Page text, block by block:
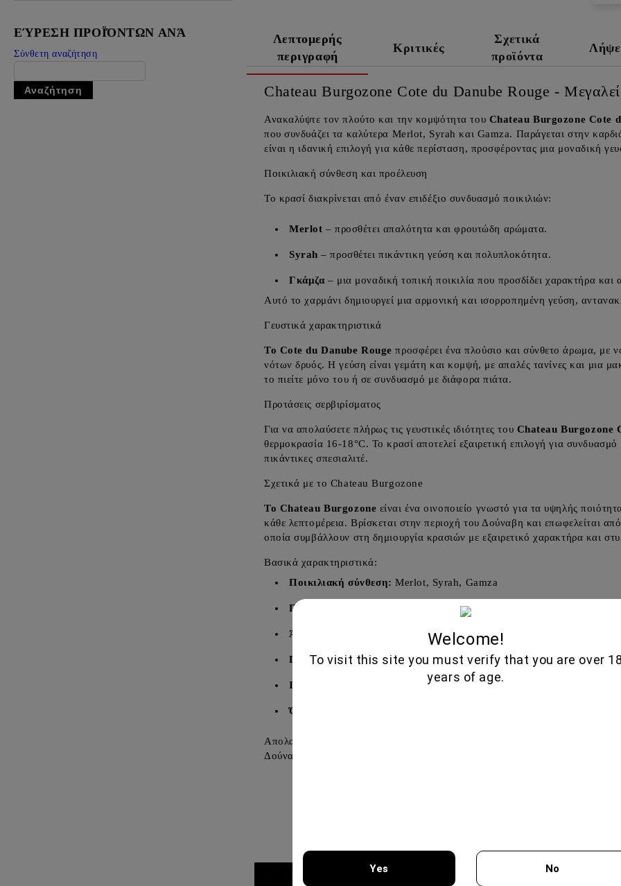
ΡΟΥΜΙ
ΛΙΚΕΡ
ΟΥΖΟ
ΕΎΡΕΣΗ ΠΡΟΪΌΝΤΩΝ ΑΝΆ
Σύνθετη αναζήτηση
Λεπτομερής
περιγραφή
Κριτικές
Σχετικά
προϊόντα
Chateau Burgozone Cote du Danube Rouge -
Ανακαλύψτε τον πλούτο και την κομψότητα του Chateau Burgozone Cote
που συνδυάζει τα καλύτερα Merlot, Syrah και Gamza. Παράγεται στην
είναι η ιδανική επιλογή για κάθε περίσταση, προσφέροντας μια μοναδική
Ποικιλιακή σύνθεση και προέλευση
Το κρασί διακρίνεται από έναν επιδέξιο συνδυασμό ποικιλιών:
Merlot – προσθέτει απαλότητα και φρουτώδη αρώματα.
Syrah – προσθέτει πικάντικη γεύση και πολυπλοκότητα.
Γκάμζα – μια μοναδική τοπική ποικιλία που προσδίδει χαρακτήρα και
Αυτό το χαρμάνι δημιουργεί μια αρμονική και ισορροπημένη γεύση,
Γευστικά χαρακτηριστικά
Το Cote du Danube Rouge προσφέρει ένα πλούσιο και σύνθετο άρωμα, με
νότων δρυός. Η γεύση είναι γεμάτη και κομψή, με απαλές τανίνες και μια
το πιείτε μόνο του ή σε συνδυασμό με διάφορα πιάτα.
Προτάσεις σερβιρίσματος
Για να απολαύσετε πλήρως τις γευστικές ιδιότητες του Chateau Burgozone
θερμοκρασία 16-18°C. Το κρασί αποτελεί εξαιρετική επιλογή για
πικάντικες σπεσιαλιτέ.
Σχετικά με το Chateau Burgozone
Το Chateau Burgozone είναι ένα οινοποιείο γνωστό για τα υψηλής
κάθε λεπτομέρεια. Βρίσκεται στην περιοχή του Δούναβη και επωφελείται
οποία συμβάλλουν στη δημιουργία κρασιών με εξαιρετικό χαρακτήρα και
Βασικά χαρακτηριστικά:
Ποικιλιακή σύνθεση: Merlot, Syrah, Gamza
Προέλευση: Περιοχή του Δούναβη, Βουλγαρία
Άρωμα: Ώριμα κόκκινα φρούτα, μπαχαρικά, δρυς
Γεύση:Πλούσιο σώμα, κομψό, με απαλές τανίνες
Ιδανικό για: Κόκκινο κρέας, κυνήγι, ώριμα τυριά
Όγκος:
Απολαύστε τη μοναδική γεύση του
Δούναβη!
Welcome!
To visit this site you must verify that you are over
years of age.
Yes No